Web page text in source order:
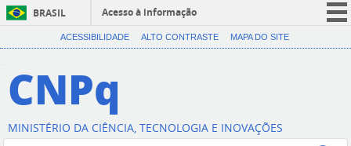
BRASIL
Acesso à informação
CORONAVÍRUS (COVID-19)
Canais
ACESSIBILIDADE ALTO CONTRASTE MAPA DO SITE
CNPq
MINISTÉRIO DA CIÊNCIA, TECNOLOGIA E INOVAÇÕES